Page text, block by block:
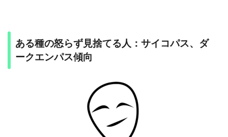
ある種の怒らず見捨てる人：サイコパス、ダ
ークエンパス傾向